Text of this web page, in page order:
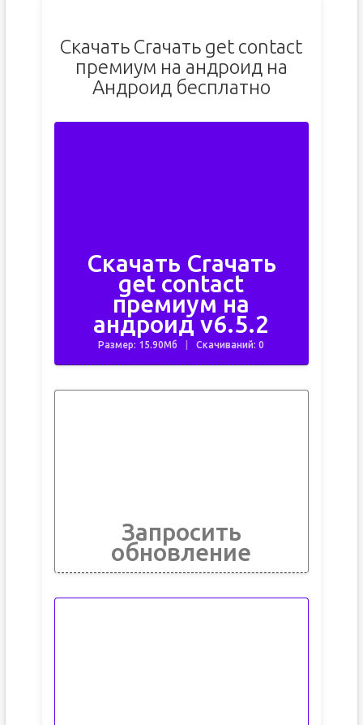
Скачать Crачать get contact
премиум на андроид на
Андроид бесплатно
Скачать Crачать
get contact
премиум на
андроид v6.5.2
Размер: 15.90Мб Скачиваний: 0
Запросить
обновление